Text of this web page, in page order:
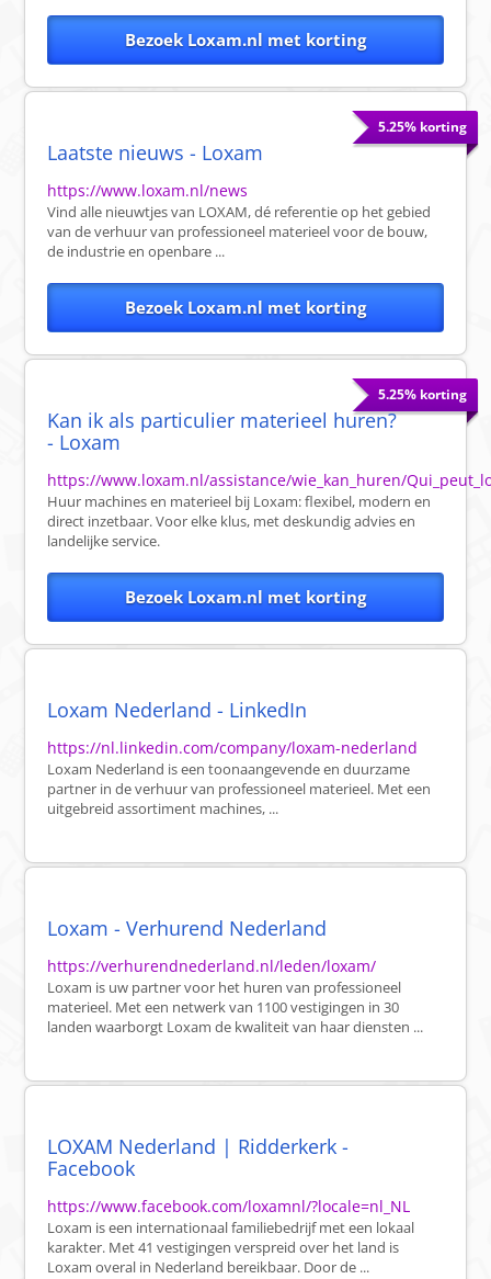
Bezoek Loxam.nl met korting
5.25% korting
Laatste nieuws - Loxam
https://www.loxam.nl/news
Vind alle nieuwtjes van LOXAM, dé referentie op het gebied
van de verhuur van professioneel materieel voor de bouw,
de industrie en openbare ...
Bezoek Loxam.nl met korting
5.25% korting
Kan ik als particulier materieel huren?
- Loxam
https://www.loxam.nl/assistance/wie_kan_huren/
Huur machines en materieel bij Loxam: flexibel, modern en
direct inzetbaar. Voor elke klus, met deskundig advies en
landelijke service.
Bezoek Loxam.nl met korting
Loxam Nederland - LinkedIn
https://nl.linkedin.com/company/loxam-nederland
Loxam Nederland is een toonaangevende en duurzame
partner in de verhuur van professioneel materieel. Met een
uitgebreid assortiment machines, ...
Loxam - Verhurend Nederland
https://verhurendnederland.nl/leden/loxam/
Loxam is uw partner voor het huren van professioneel
materieel. Met een netwerk van 1100 vestigingen in 30
landen waarborgt Loxam de kwaliteit van haar diensten ...
LOXAM Nederland | Ridderkerk -
Facebook
https://www.facebook.com/loxamnl/?locale=nl_NL
Loxam is een internationaal familiebedrijf met een lokaal
karakter. Met 41 vestigingen verspreid over het land is
Loxam overal in Nederland bereikbaar. Door de ...